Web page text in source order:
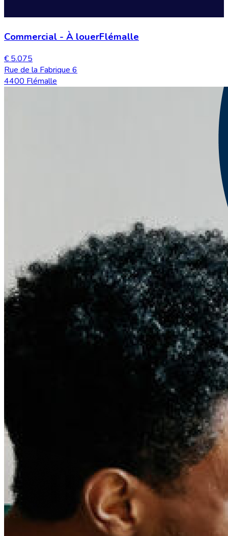
Commercial - À louerFlémalle
€ 5.075
Rue de la Fabrique 6
4400 Flémalle